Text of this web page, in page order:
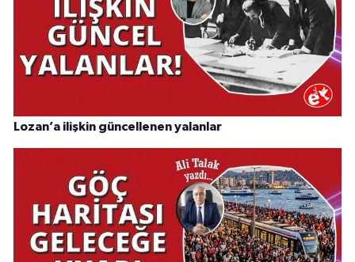
Lozan’a ilişkin güncellenen yalanlar